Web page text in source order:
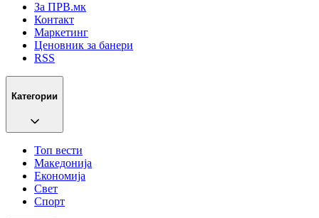
За ПРВ.мк
Контакт
Маркетинг
Ценовник за банери
RSS
Категории
Топ вести
Македонија
Економија
Свет
Спорт